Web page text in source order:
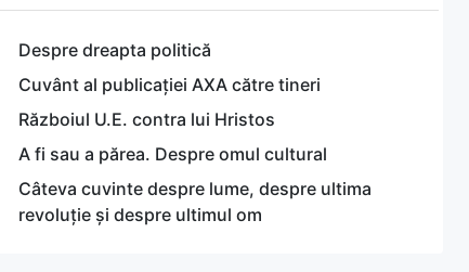
Despre dreapta politică
Cuvânt al publicației AXA către tineri
Războiul U.E. contra lui Hristos
A fi sau a părea. Despre omul cultural
Câteva cuvinte despre lume, despre ultima
revoluție și despre ultimul om